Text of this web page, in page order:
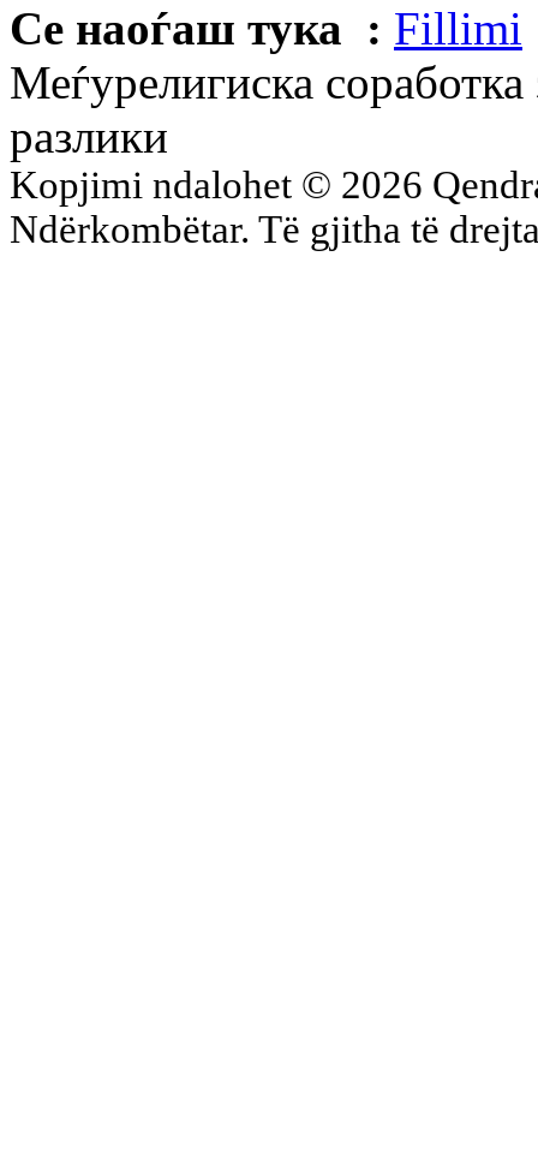
Се наоѓаш тука : Fillimi
Меѓурелигиска
разлики
Kopjimi ndalohet © 2026
Ndërkombëtar. Të gjitha të